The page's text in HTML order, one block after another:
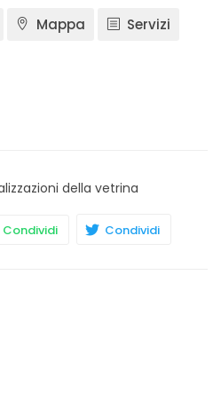
Mappa Servizi
della vetrina
Condividi Condividi